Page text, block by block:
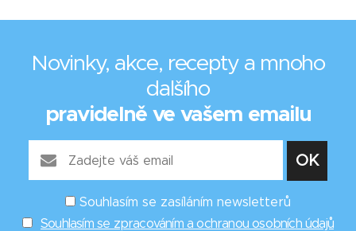
Novinky, akce, recepty a mnoho
dalšího
pravidelně ve vašem emailu
Souhlasím se zasíláním newsletterů
Souhlasím se zpracováním a ochranou osobních údajů